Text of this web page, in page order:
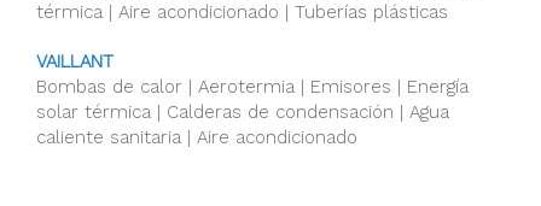
térmica | Aire acondicionado | Tuberías plásticas
VAILLANT
Bombas de calor | Aerotermia | Emisores | Energía
solar térmica | Calderas de condensación | Agua
caliente sanitaria | Aire acondicionado